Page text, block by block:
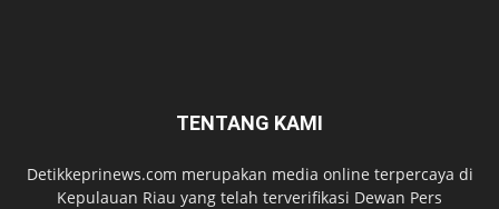
TENTANG KAMI
Detikkeprinews.com merupakan media online terpercaya di
Kepulauan Riau yang telah terverifikasi Dewan Pers